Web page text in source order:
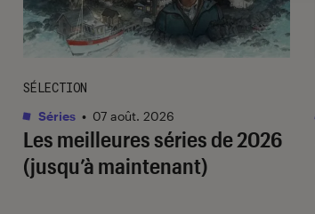
Les meilleures séries de 2026
(jusqu’à maintenant)
SÉLECTION
Séries • 07 août. 2026